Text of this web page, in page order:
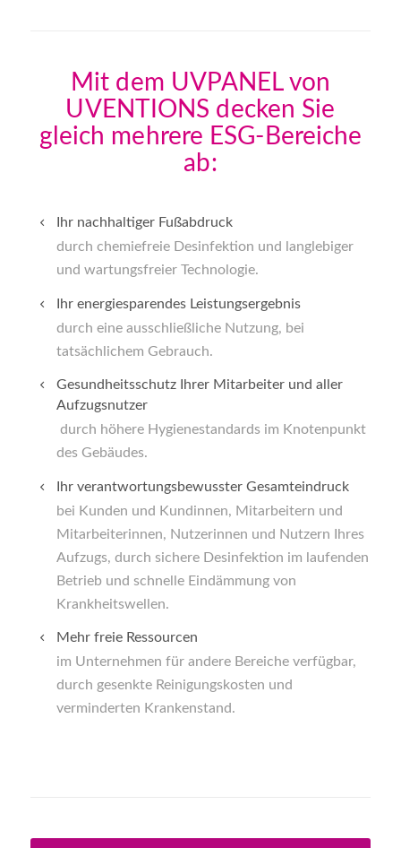
Mit dem UVPANEL von
UVENTIONS decken Sie
gleich mehrere ESG-Bereiche
ab:
Ihr nachhaltiger Fußabdruck
durch chemiefreie Desinfektion und langlebiger
und wartungsfreier Technologie.
Ihr energiesparendes Leistungsergebnis
durch eine ausschließliche Nutzung, bei
tatsächlichem Gebrauch.
Gesundheitsschutz Ihrer Mitarbeiter und aller
Aufzugsnutzer
durch höhere Hygienestandards im Knotenpunkt
des Gebäudes.
Ihr verantwortungsbewusster Gesamteindruck
bei Kunden und Kundinnen, Mitarbeitern und
Mitarbeiterinnen, Nutzerinnen und Nutzern Ihres
Aufzugs, durch sichere Desinfektion im laufenden
Betrieb und schnelle Eindämmung von
Krankheitswellen.
Mehr freie Ressourcen
im Unternehmen für andere Bereiche verfügbar,
durch gesenkte Reinigungskosten und
verminderten Krankenstand.